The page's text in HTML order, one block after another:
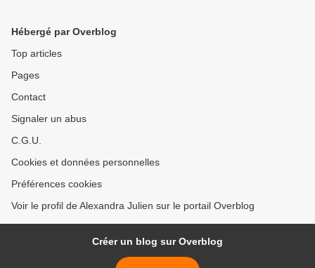
Hébergé par Overblog
Top articles
Pages
Contact
Signaler un abus
C.G.U.
Cookies et données personnelles
Préférences cookies
Voir le profil de Alexandra Julien sur le portail Overblog
Créer un blog sur Overblog